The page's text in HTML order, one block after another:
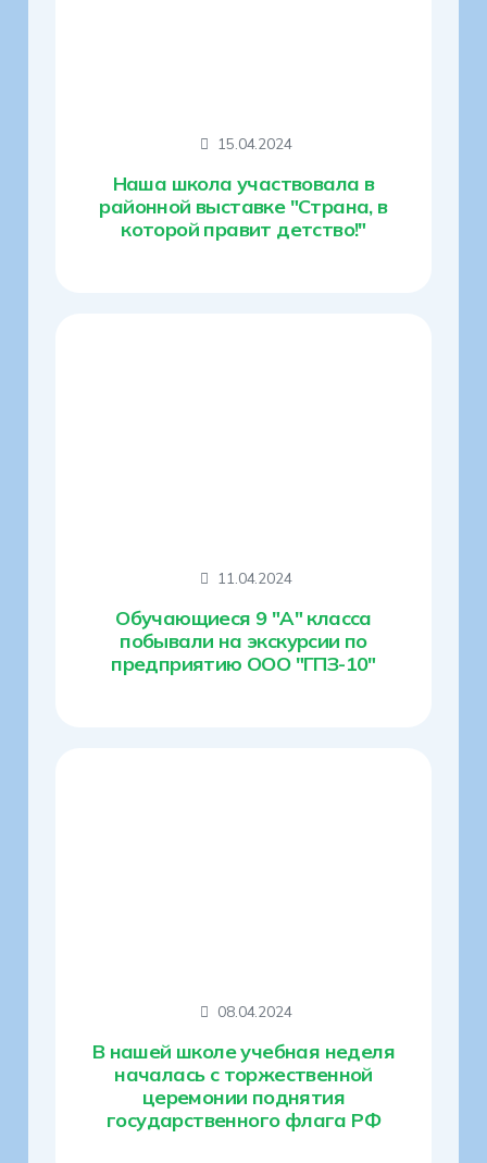
15.04.2024
Наша школа участвовала в
районной выставке "Страна, в
которой правит детство!"
11.04.2024
Обучающиеся 9 "А" класса
побывали на экскурсии по
предприятию ООО "ГПЗ-10"
08.04.2024
В нашей школе учебная неделя
началась с торжественной
церемонии поднятия
государственного флага РФ